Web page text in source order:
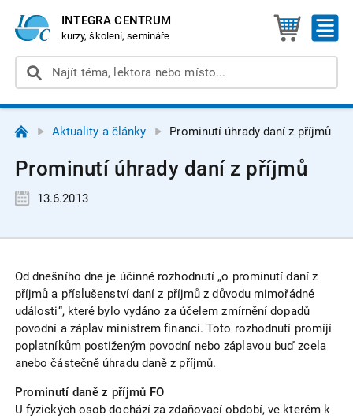
INTEGRA CENTRUM
kurzy, školení, semináře
Aktuality a články Prominutí úhrady daní z příjmů
Prominutí úhrady daní z příjmů
13.6.2013
Od dnešního dne je účinné rozhodnutí „o prominutí daní z
příjmů a příslušenství daní z příjmů z důvodu mimořádné
události“, které bylo vydáno za účelem zmírnění dopadů
povodní a záplav ministrem financí. Toto rozhodnutí promíjí
poplatníkům postiženým povodní nebo záplavou buď zcela
anebo částečně úhradu daně z příjmů.
Prominutí daně z příjmů FO
U fyzických osob dochází za zdaňovací období, ve kterém k